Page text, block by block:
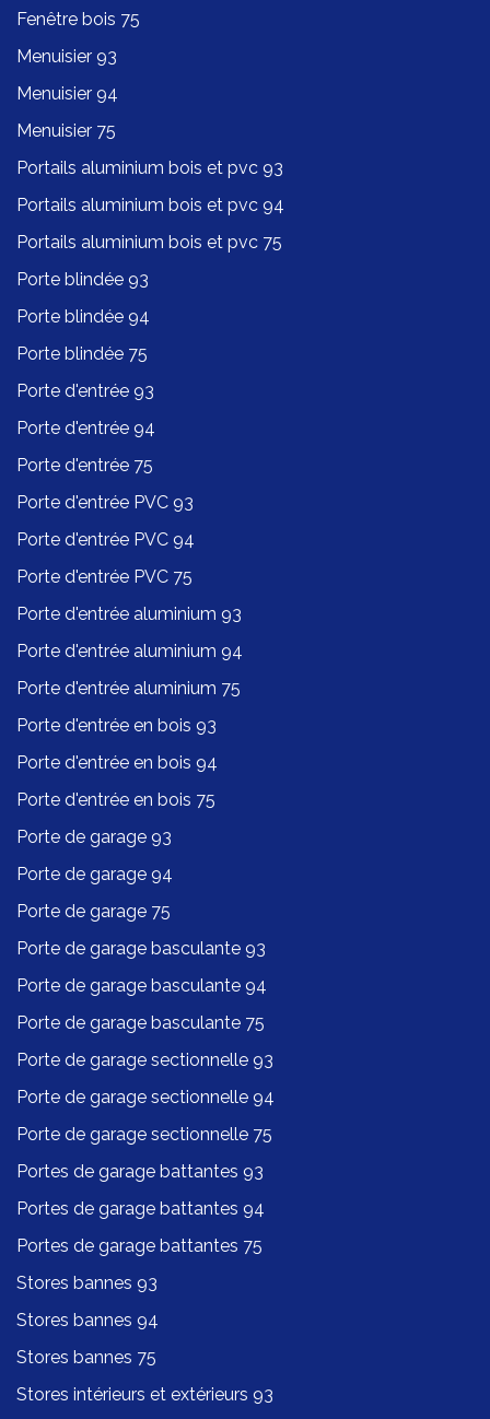
Fenêtre bois 75
Menuisier 93
Menuisier 94
Menuisier 75
Portails aluminium bois et pvc 93
Portails aluminium bois et pvc 94
Portails aluminium bois et pvc 75
Porte blindée 93
Porte blindée 94
Porte blindée 75
Porte d'entrée 93
Porte d'entrée 94
Porte d'entrée 75
Porte d'entrée PVC 93
Porte d'entrée PVC 94
Porte d'entrée PVC 75
Porte d'entrée aluminium 93
Porte d'entrée aluminium 94
Porte d'entrée aluminium 75
Porte d'entrée en bois 93
Porte d'entrée en bois 94
Porte d'entrée en bois 75
Porte de garage 93
Porte de garage 94
Porte de garage 75
Porte de garage basculante 93
Porte de garage basculante 94
Porte de garage basculante 75
Porte de garage sectionnelle 93
Porte de garage sectionnelle 94
Porte de garage sectionnelle 75
Portes de garage battantes 93
Portes de garage battantes 94
Portes de garage battantes 75
Stores bannes 93
Stores bannes 94
Stores bannes 75
Stores intérieurs et extérieurs 93